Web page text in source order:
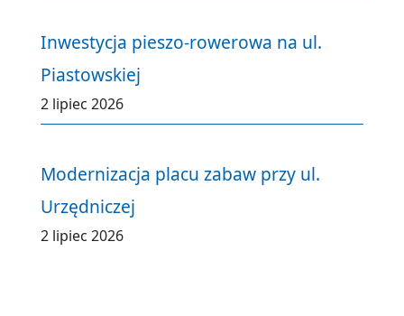
Inwestycja pieszo-rowerowa na ul.
Piastowskiej
2 lipiec 2026
Modernizacja placu zabaw przy ul.
Urzędniczej
2 lipiec 2026